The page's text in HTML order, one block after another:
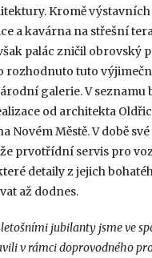
Kromě
a kavárna na střešní
palác zničil obrovský
rozhodnuto tuto
galerie. V seznamu
od architekta
Novém Městě. V době
prvotřídní servis pro
detaily z jejich
až dodnes.
jubilanty jsme ve
v rámci doprovodného